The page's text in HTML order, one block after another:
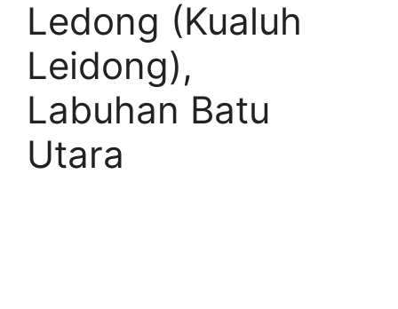
Ledong (Kualuh
Leidong),
Labuhan Batu
Utara